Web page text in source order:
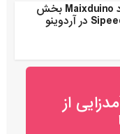
راه اندازی و کار با برد Maixduino بخش
از